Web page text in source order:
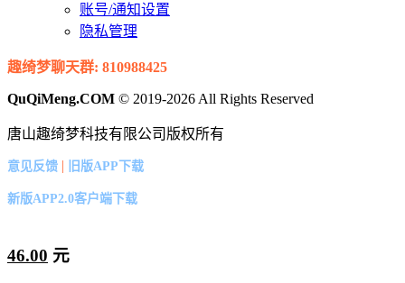
账号/通知设置
隐私管理
趣绮梦聊天群: 810988425
QuQiMeng.COM © 2019-2026 All Rights Reserved
唐山趣绮梦科技有限公司版权所有
意见反馈 | 旧版APP下载
新版APP2.0客户端下载
46.00 元